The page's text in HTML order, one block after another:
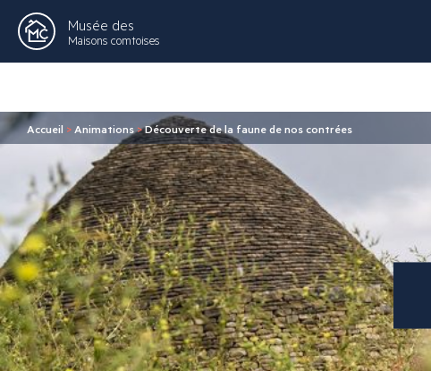
Musée des
Maisons comtoises
Accueil > Animations>Découverte de la faune de nos contrées